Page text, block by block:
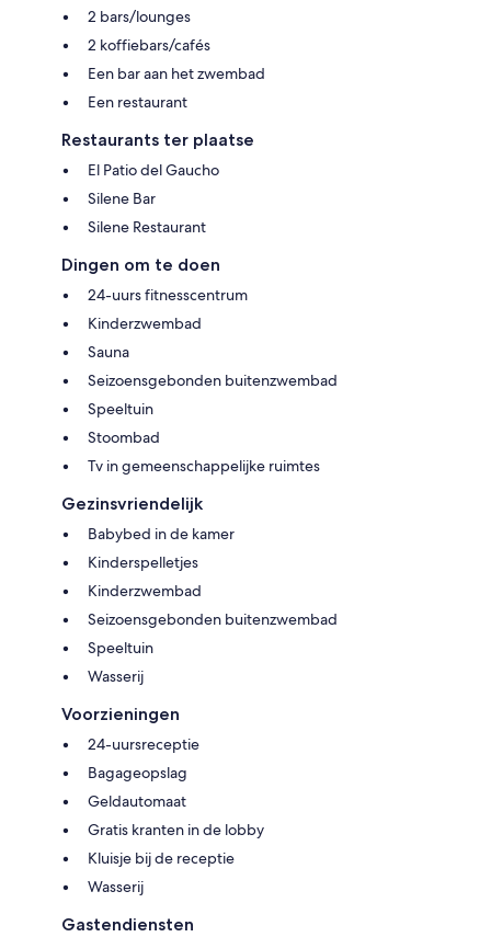
2 bars/lounges
2 koffiebars/cafés
Een bar aan het zwembad
Een restaurant
Restaurants ter plaatse
El Patio del Gaucho
Silene Bar
Silene Restaurant
Dingen om te doen
24-uurs fitnesscentrum
Kinderzwembad
Sauna
Seizoensgebonden buitenzwembad
Speeltuin
Stoombad
Tv in gemeenschappelijke ruimtes
Gezinsvriendelijk
Babybed in de kamer
Kinderspelletjes
Kinderzwembad
Seizoensgebonden buitenzwembad
Speeltuin
Wasserij
Voorzieningen
24-uursreceptie
Bagageopslag
Geldautomaat
Gratis kranten in de lobby
Kluisje bij de receptie
Wasserij
Gastendiensten